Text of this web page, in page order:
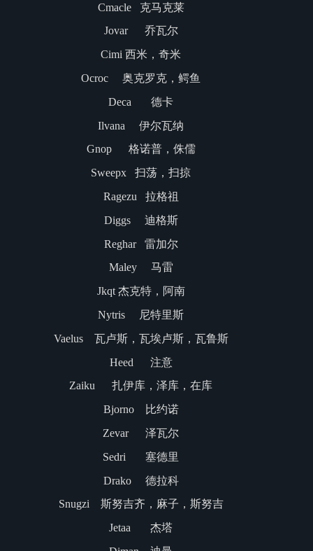
Cmacle 克马克莱
Jovar 乔瓦尔
Cimi 西米，奇米
Ocroc 奥克罗克，鳄鱼
Deca 德卡
Ilvana 伊尔瓦纳
Gnop 格诺普，侏儒
Sweepx 扫荡，扫掠
Ragezu 拉格祖
Diggs 迪格斯
Reghar 雷加尔
Maley 马雷
Jkqt 杰克特，阿南
Nytris 尼特里斯
Vaelus 瓦卢斯，瓦埃卢斯，瓦鲁斯
Heed 注意
Zaiku 扎伊库，泽库，在库
Bjorno 比约诺
Zevar 泽瓦尔
Sedri 塞德里
Drako 德拉科
Snugzi 斯努吉齐，麻子，斯努吉
Jetaa 杰塔